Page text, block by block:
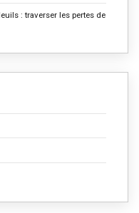
: traverser les pertes de